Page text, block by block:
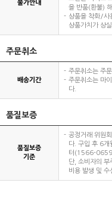
불가안내
을 반품(환불)
상품을 착화/사
상품가치가 상
주문취소
배송기간
주문취소는 주
주문취소는 마
다.
품질보증
품질보증
기준
공정거래 위원
다. 구입 후 6개
터(1566-
단, 소비자의 부
비용 발생 및 수